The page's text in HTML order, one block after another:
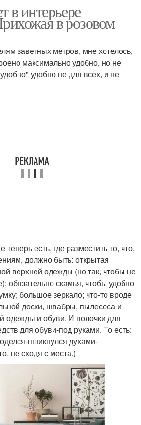
в интерьере
в розовом
заветных метров, мне хотелось,
максимально удобно, но не
удобно не для всех, и не
есть, где разместить то, что,
должно быть: открытая
верхней одежды (но так, чтобы не
обязательно скамья, чтобы удобно
большое зеркало; что-то вроде
доски, швабры, пылесоса и
одежды и обуви. И полочки для
для обуви-под руками. То есть:
пшикнулся духами-
не сходя с места.)